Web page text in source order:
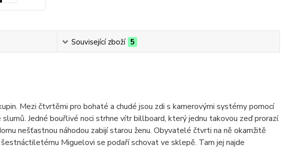
Související zboží 5
Mezi čtvrtěmi pro bohaté a chudé jsou zdi s kamerovými systémy pomocí
Jedné bouřlivé noci strhne vítr billboard, který jednu takovou zeď prorazí.
nešťastnou náhodou zabijí starou ženu. Obyvatelé čtvrti na ně okamžitě
Miguelovi se podaří schovat ve sklepě. Tam jej najde